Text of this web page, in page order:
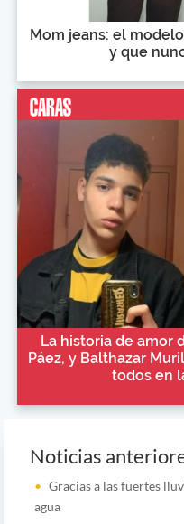
Mom jeans: el
y que
La historia de amor
Páez, y Balthazar
todos en
Noticias
Gracias a las fuertes
agua